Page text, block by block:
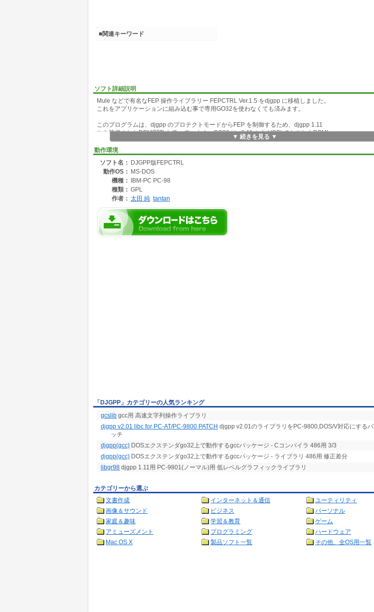
ソフト詳細説明
Mule などで有名なFEP 操作ライブラリー FEPCTRL Ver.1.5 をdjgpp に移植しました。
これをアプリケーションに組み込む事で専用GO32を使わなくても済みます。
このプログラムは、djgpp のプロテクトモードからFEP を制御するため、djgpp 1.11
から装備されたDPMI関数を使っています。GO32 は v1.11 から VCPI でもこれらDPMI
の関数をシミュレートするためVCPI環境でも作動します。
▼ 続きを見る ▼
動作環境
ソフト名： DJGPP版FEPCTRL
動作OS： MS-DOS
機種：
IBM-PC PC-98
種類： GPL
作者： 太田 純 tantan
■関連キーワード
「DJGPP」カテゴリーの人気ランキング
gcslib gcc用 高速文字列操作ライブラリ
djgpp v2.01 libc for PC-AT/PC-9800 PATCH djgpp v2.01のライブラリをPC-9800,DOS/V対応にするパ
ッチ
djgpp(gcc) DOSエクステンダgo32上で動作するgccパッケージ - Cコンパイラ 486用 3/3
djgpp(gcc) DOSエクステンダgo32上で動作するgccパッケージ - ライブラリ 486用 修正差分
libgr98 djgpp 1.11用 PC-9801(ノーマル)用 低レベルグラフィックライブラリ
カテゴリーから選ぶ
文書作成
インターネット＆通信
ユーティリティ
画像＆サウンド
ビジネス
パーソナル
家庭＆趣味
学習＆教育
ゲーム
アミューズメント
プログラミング
ハードウェア
Mac OS X
製品ソフト一覧 その他、全OS用一覧